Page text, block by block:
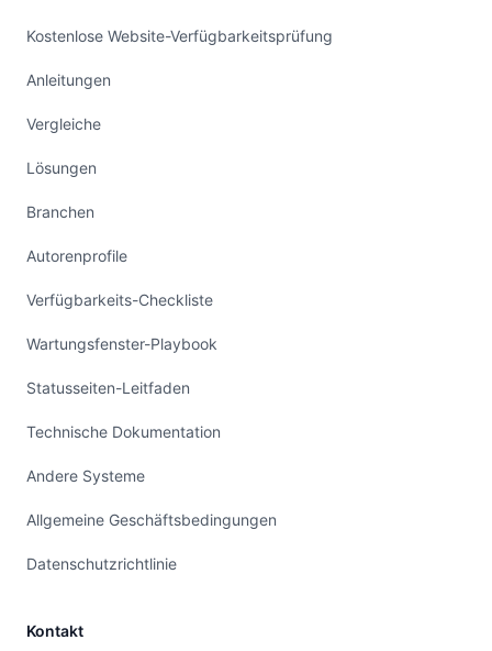
Kostenlose Website-Verfügbarkeitsprüfung
Anleitungen
Vergleiche
Lösungen
Branchen
Autorenprofile
Verfügbarkeits-Checkliste
Wartungsfenster-Playbook
Statusseiten-Leitfaden
Technische Dokumentation
Andere Systeme
Allgemeine Geschäftsbedingungen
Datenschutzrichtlinie
Kontakt